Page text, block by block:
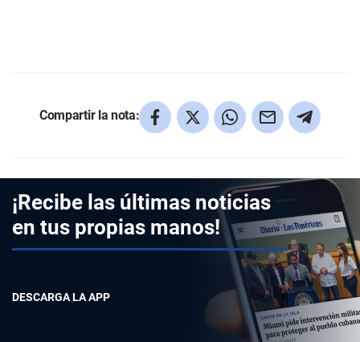
Compartir la nota:
¡Recibe las últimas noticias
en tus propias manos!
DESCARGA LA APP